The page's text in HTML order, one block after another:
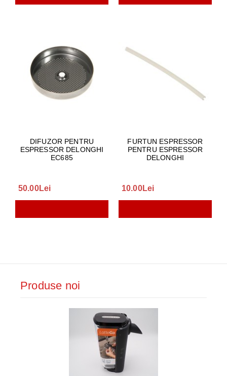
DIFUZOR PENTRU
ESPRESSOR DELONGHI
EC685
50.00Lei
FURTUN ESPRESSOR
PENTRU ESPRESSOR
DELONGHI
10.00Lei
Produse noi